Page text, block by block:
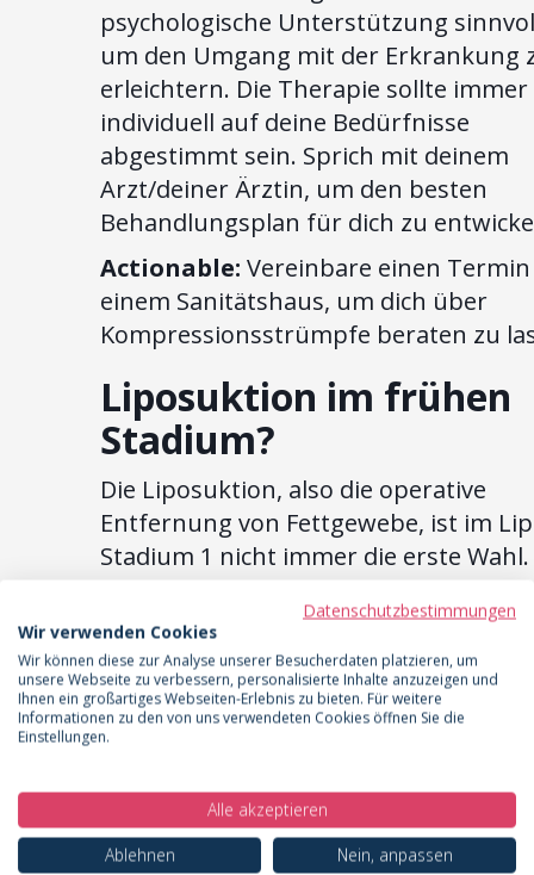
psychologische Unterstützung
um den Umgang mit der Erkrankung
erleichtern. Die Therapie sollte immer
individuell auf deine Bedürfnisse
abgestimmt sein. Sprich mit deinem
Arzt/deiner Ärztin, um den besten
Behandlungsplan für dich zu
Actionable: Vereinbare einen
einem Sanitätshaus, um dich über
Kompressionsstrümpfe beraten zu
Liposuktion im frühen
Stadium?
Die Liposuktion, also die operative
Entfernung von Fettgewebe, ist im
Stadium 1 nicht immer die erste Wahl.
konservativen Maßnahmen nicht
ausreichend helfen und die
stark beeinträchtigt ist. Wichtig ist,
Liposuktion beim Lipödem nicht mit
Gewichtsreduktion verwechselt
darf. Es handelt sich um einen
Eingriff, bei dem das krankhaft
Datenschutzbestimmungen
Wir verwenden Cookies
Wir können diese zur Analyse unserer Besucherdaten platzieren, um
unsere Webseite zu verbessern, personalisierte Inhalte anzuzeigen und
Ihnen ein großartiges Webseiten-Erlebnis zu bieten. Für weitere
Informationen zu den von uns verwendeten Cookies öffnen Sie die
Einstellungen.
Alle akzeptieren
Ablehnen
Nein, anpassen